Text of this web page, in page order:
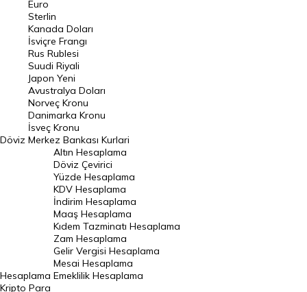
Pound Kuru
Frank Kuru
Riyal Kuru
Avustralya Doları
Danimarka Kronu Kuru
Kanada Doları Kuru
Norveç Kronu Kuru
İsveç Kronu Kuru
Japon Yeni Kuru
Serbest Piyasa Döviz Kurları
Merkez Bankası Döviz Kurları
Altın Fiyatları
Döviz
Euro
Sterlin
Kanada Doları
İsviçre Frangı
Rus Rublesi
Suudi Riyali
Japon Yeni
Avustralya Doları
Norveç Kronu
Danimarka Kronu
İsveç Kronu
Merkez Bankası Kurlari
Hesaplama
Altın Hesaplama
Döviz Çevirici
Yüzde Hesaplama
KDV Hesaplama
İndirim Hesaplama
Maaş Hesaplama
Kıdem Tazminatı Hesaplama
Zam Hesaplama
Gelir Vergisi Hesaplama
Mesai Hesaplama
Emeklilik Hesaplama
Kripto Para